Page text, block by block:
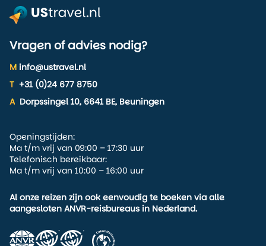
Vragen of advies nodig?
M info@ustravel.nl
T +31 (0)24 677 8750
A Dorpssingel 10, 6641 BE, Beuningen
Openingstijden:
Ma t/m vrij van 09:00 – 17:30 uur
Telefonisch bereikbaar:
Ma t/m vrij van 10:00 – 16:00 uur
Al onze reizen zijn ook eenvoudig te boeken via alle
aangesloten ANVR-reisbureaus in Nederland.